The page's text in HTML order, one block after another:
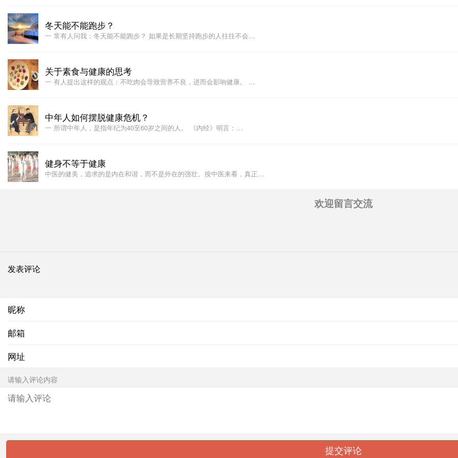
冬天能不能跑步？
一 常有人问我：冬天能不能跑步？ 如果是长期坚持跑步的人往往不会…
关于素食与健康的思考
一 有人提出这样的观点：不吃肉会导致营养不良，进而会影响健康。 …
中年人如何摆脱健康危机？
一 所谓中年人，是指年纪为40至60岁之间的人。 《内经》明言：…
健身不等于健康
中医的健美，追求的是内在和谐，而不是外在的强壮。按中医来看，真正…
欢迎留言交流
发表评论
昵称
邮箱
网址
请输入评论内容